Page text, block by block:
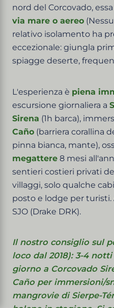
nord del Corcovado,
via mare o aereo
relativo isolamento ha
eccezionale: giungla
spiagge deserte,
L'esperienza è piena
escursione giornaliera a
Sirena (1h barca),
Caño (barriera corallina
pinna bianca, mante),
megattere 8 mesi
sentieri costieri privati
villaggi, solo qualche
posto e lodge per
SJO (Drake DRK).
Il nostro consiglio sul
loco dal 2018): 3-4
giorno a Corcovado
Caño per immersioni/
mangrovie di Sierpe-